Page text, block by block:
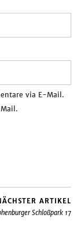
via E-Mail.
ARTIKEL
Schloßpark 17